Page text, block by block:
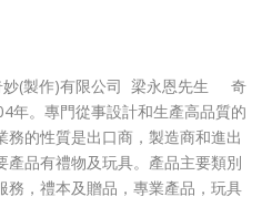
妙(製作)有限公司 梁永恩先生 奇
年。專門從事設計和生產高品質的
的性質是出口商，製造商和進出
產品有禮物及玩具。產品主要類別
務，禮本及贈品，專業產品，玩具